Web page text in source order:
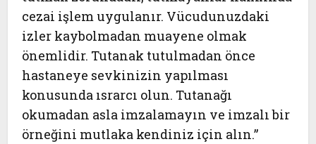
cezai işlem uygulanır. Vücudunuzdaki
izler kaybolmadan muayene olmak
önemlidir. Tutanak tutulmadan önce
hastaneye sevkinizin yapılması
konusunda ısrarcı olun. Tutanağı
okumadan asla imzalamayın ve imzalı bir
örneğini mutlaka kendiniz için alın.”